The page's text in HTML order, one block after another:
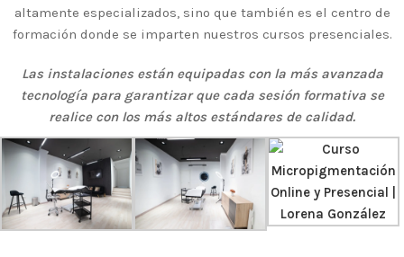
altamente especializados, sino que también es el centro de
formación donde se imparten nuestros cursos presenciales.
Las instalaciones están equipadas con la más avanzada
tecnología para garantizar que cada sesión formativa se
realice con los más altos estándares de calidad.